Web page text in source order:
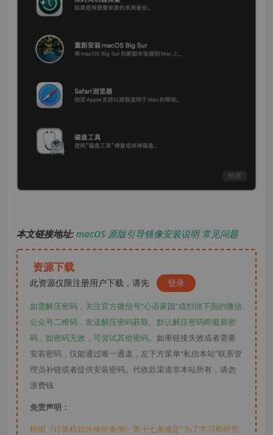
本文链接地址: macOS 原版引导镜像安装说明 常见问题
资源下载
此资源仅限注册用户下载，请先 登录
如需解压密码，关注官方微信号“心语家园“或扫描下面的微信
公众号二维码，发送解压密码获取。默认解压密码即最新密
码，如密码无效，可尝试其他密码。 如果链接失效或者需要
安装密码，仅能通过唯一通道，左下方菜单“私信本站”联系管
理员补链或者提供安装密码。代收款渠道非本站所有，请勿
浪费钱
免责声明：
根据《计算机软件保护条例》第十七条规定“为了学习和研究